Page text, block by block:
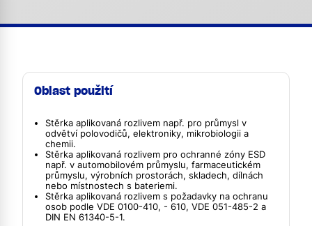
Oblast použití
Stěrka aplikovaná rozlivem např. pro průmysl v
odvětví polovodičů, elektroniky, mikrobiologii a
chemii.
Stěrka aplikovaná rozlivem pro ochranné zóny ESD
např. v automobilovém průmyslu, farmaceutickém
průmyslu, výrobních prostorách, skladech, dílnách
nebo místnostech s bateriemi.
Stěrka aplikovaná rozlivem s požadavky na ochranu
osob podle VDE 0100-410, - 610, VDE 051-485-2 a
DIN EN 61340-5-1.